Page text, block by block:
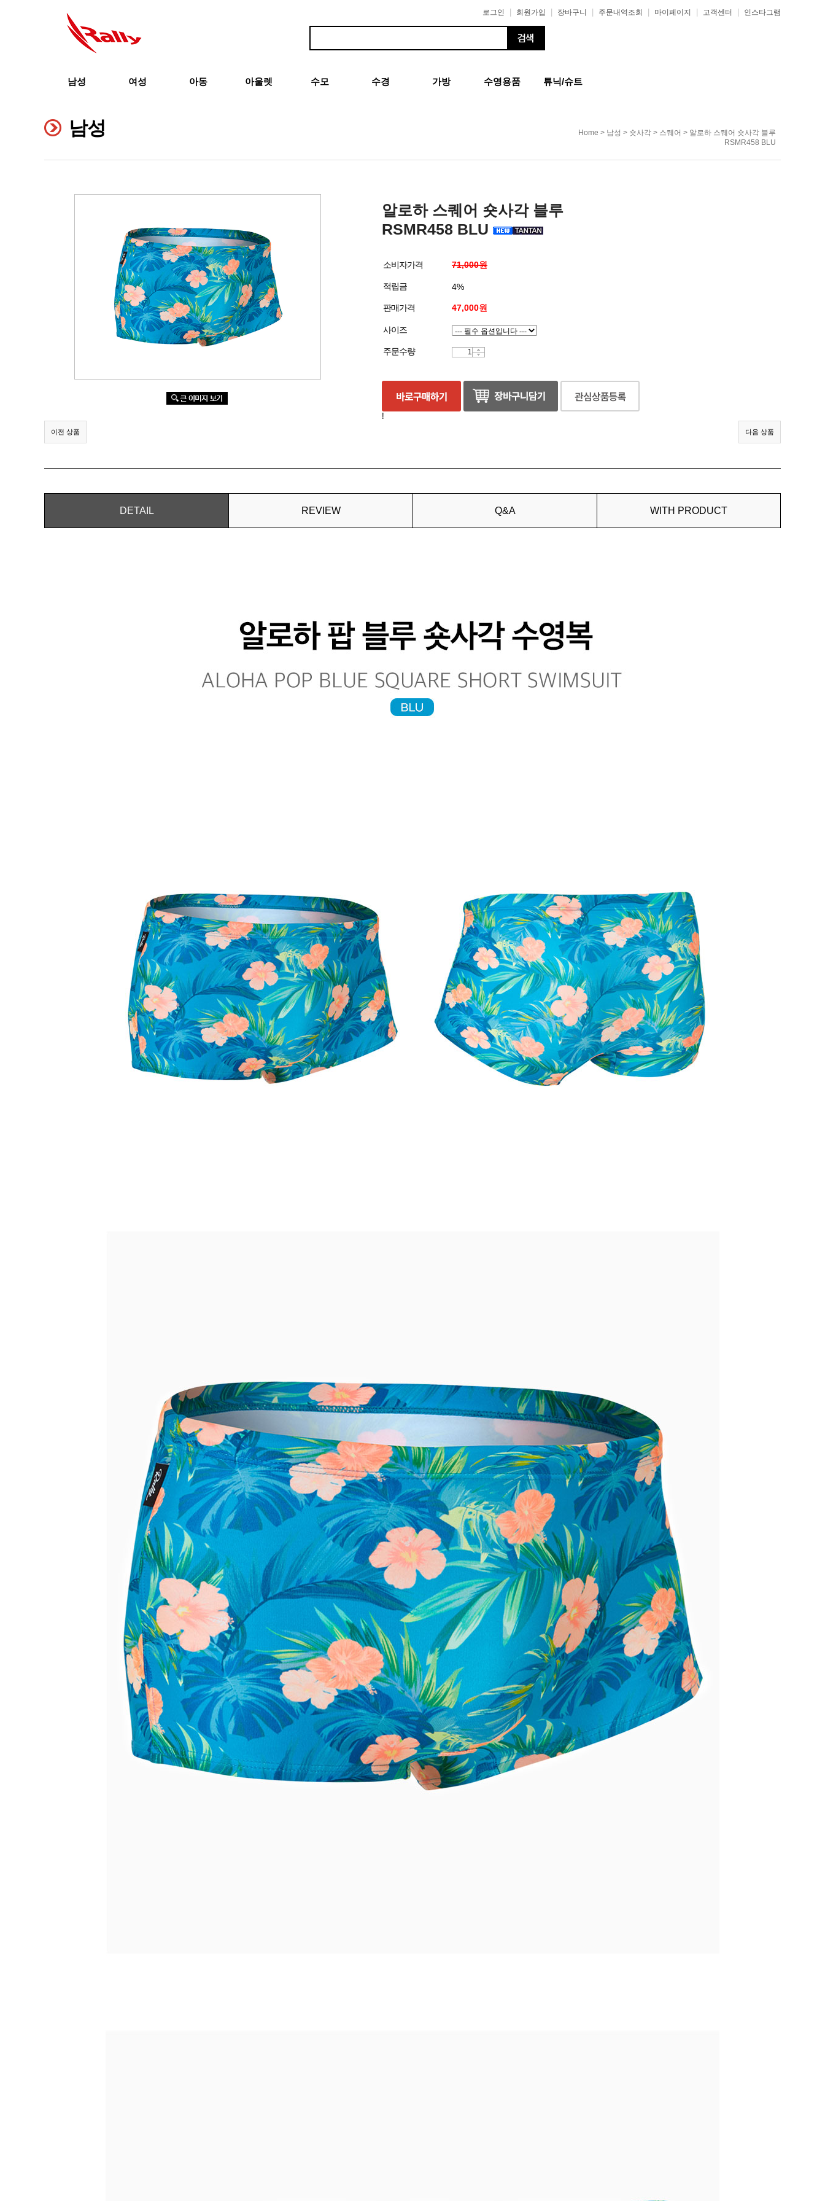
로그인 회원가입 장바구니 주문내역조회 마이페이지 고객센터 인스타그램
남성 여성 아동 아울렛 수모 수경 가방 수영용품 튜닉/슈트
남성 Home > 남성 > 숏사각 > 스퀘어 > 알로하 스퀘어 숏사각 블루
RSMR458 BLU
알로하 스퀘어 숏사각 블루
RSMR458 BLU
소비자가격 71,000원
적립금 4%
판매가격 47,000원
사이즈
주문수량
!
이전 상품 다음 상품
DETAIL REVIEW Q&A WITH PRODUCT